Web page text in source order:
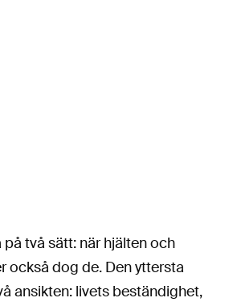
två sätt: när hjälten och
också dog de. Den yttersta
ansikten: livets beständighet,